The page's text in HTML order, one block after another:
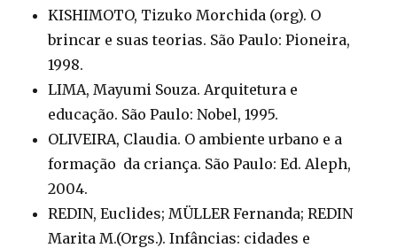
KISHIMOTO, Tizuko Morchida (org). O
brincar e suas teorias. São Paulo: Pioneira,
1998.
LIMA, Mayumi Souza. Arquitetura e
educação. São Paulo: Nobel, 1995.
OLIVEIRA, Claudia. O ambiente urbano e a
formação da criança. São Paulo: Ed. Aleph,
2004.
REDIN, Euclides; MÜLLER Fernanda; REDIN
Marita M.(Orgs.). Infâncias: cidades e